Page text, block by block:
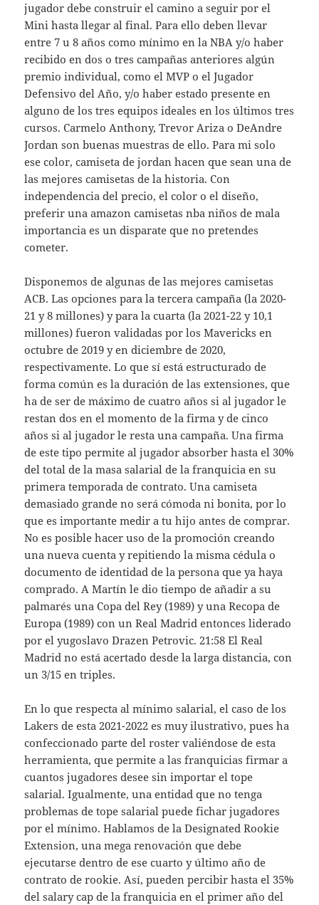
jugador debe construir el camino a seguir por el
Mini hasta llegar al final. Para ello deben llevar
entre 7 u 8 años como mínimo en la NBA y/o haber
recibido en dos o tres campañas anteriores algún
premio individual, como el MVP o el Jugador
Defensivo del Año, y/o haber estado presente en
alguno de los tres equipos ideales en los últimos tres
cursos. Carmelo Anthony, Trevor Ariza o DeAndre
Jordan son buenas muestras de ello. Para mi solo
ese color, camiseta de jordan hacen que sean una de
las mejores camisetas de la historia. Con
independencia del precio, el color o el diseño,
preferir una amazon camisetas nba niños de mala
importancia es un disparate que no pretendes
cometer.
Disponemos de algunas de las mejores camisetas
ACB. Las opciones para la tercera campaña (la 2020-
21 y 8 millones) y para la cuarta (la 2021-22 y 10,1
millones) fueron validadas por los Mavericks en
octubre de 2019 y en diciembre de 2020,
respectivamente. Lo que sí está estructurado de
forma común es la duración de las extensiones, que
ha de ser de máximo de cuatro años si al jugador le
restan dos en el momento de la firma y de cinco
años si al jugador le resta una campaña. Una firma
de este tipo permite al jugador absorber hasta el 30%
del total de la masa salarial de la franquicia en su
primera temporada de contrato. Una camiseta
demasiado grande no será cómoda ni bonita, por lo
que es importante medir a tu hijo antes de comprar.
No es posible hacer uso de la promoción creando
una nueva cuenta y repitiendo la misma cédula o
documento de identidad de la persona que ya haya
comprado. A Martín le dio tiempo de añadir a su
palmarés una Copa del Rey (1989) y una Recopa de
Europa (1989) con un Real Madrid entonces liderado
por el yugoslavo Drazen Petrovic. 21:58 El Real
Madrid no está acertado desde la larga distancia, con
un 3/15 en triples.
En lo que respecta al mínimo salarial, el caso de los
Lakers de esta 2021-2022 es muy ilustrativo, pues ha
confeccionado parte del roster valiéndose de esta
herramienta, que permite a las franquicias firmar a
cuantos jugadores desee sin importar el tope
salarial. Igualmente, una entidad que no tenga
problemas de tope salarial puede fichar jugadores
por el mínimo. Hablamos de la Designated Rookie
Extension, una mega renovación que debe
ejecutarse dentro de ese cuarto y último año de
contrato de rookie. Así, pueden percibir hasta el 35%
del salary cap de la franquicia en el primer año del